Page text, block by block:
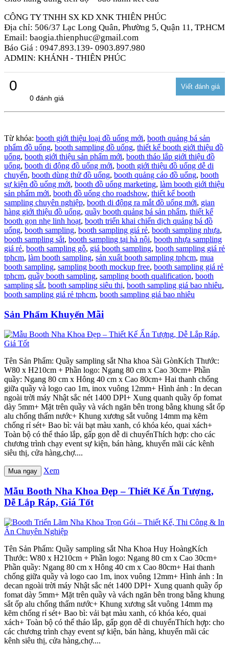
CÔNG TY TNHH SX KD XNK THIÊN PHÚC
Địa chỉ: 506/37 Lạc Long Quân, Phường 5, Quận 11, TP.HCM
Email: baogia.thienphuc@gmail.com
Báo Giá : 0947.893.139- 0903.897.980
ADMIN: KHÁNH - THIÊN PHÚC
0
0 đánh giá
Từ khóa: booth giới thiệu loại đồ uống mới, booth quảng bá sản
phẩm đồ uống, booth sampling đồ uống, thiết kế booth giới thiệu đồ
uống, booth giới thiệu sản phẩm mới, booth tháo lắp giới thiệu đồ
uống, booth di động đồ uống mới, booth giới thiệu đồ uống dễ di
chuyển, booth dùng thử đồ uống, booth quảng cáo đồ uống, booth
sự kiện đồ uống mới, booth đồ uống marketing, làm booth giới thiệu
sản phẩm mới, booth đồ uống cho roadshow, thiết kế booth
sampling chuyên nghiệp, booth di động ra mắt đồ uống mới, gian
hàng giới thiệu đồ uống, quầy booth quảng bá sản phẩm, thiết kế
booth gọn nhẹ linh hoạt, booth triển khai chiến dịch quảng bá đồ
uống, booth sampling, booth sampling giá rẻ, booth sampling nhựa,
booth sampling sắt, booth sampling tại hà nội, booth nhựa sampling
giá rẻ, booth sampling gỗ, giá booth sampling, booth sampling giá rẻ
tphcm, làm booth sampling, sản xuất booth sampling tphcm, mua
booth sampling, sampling booth mockup free, booth sampling giá rẻ
tphcm, quầy booth sampling, sampling booth qualification, booth
sampling sắt, booth sampling siêu thị, booth sampling giá bao nhiêu,
booth sampling giá rẻ tphcm, booth sampling giá bao nhiêu
Sản Phẩm Khuyến Mãi
Tên Sản Phẩm: Quầy sampling sắt Nha khoa Sài GònKích Thước:
W80 x H210cm + Phần logo: Ngang 80 cm x Cao 30cm+ Phần
quầy: Ngang 80 cm x Hông 40 cm x Cao 80cm+ Hai thanh chống
giữa quầy và logo cao 1m, inox vuông 12mm+ Hình ảnh : In decan
ngoài trời máy Nhật sắc nét 1400 DPI+ Xung quanh quầy ốp fomat
dày 5mm+ Mặt trên quầy và vách ngăn bên trong bằng khung sắt ốp
alu chống thấm nước+ Khung xương sắt vuông 14mm mạ kẽm
chống rỉ sét+ Bao bì: vải bạt màu xanh, có khóa kéo, quai xách+
Toàn bộ có thể tháo lắp, gấp gọn dễ di chuyểnThích hợp: cho các
chương trình chạy event sự kiện, bán hàng, khuyến mãi các kênh
siêu thị, cửa hàng,chợ....
Mua ngay Xem
Mẫu Booth Nha Khoa Đẹp – Thiết Kế Ấn Tượng,
Dễ Lắp Ráp, Giá Tốt
Tên Sản Phẩm: Quầy sampling sắt Nha Khoa Huy HoàngKích
Thước: W80 x H210cm + Phần logo: Ngang 80 cm x Cao 30cm+
Phần quầy: Ngang 80 cm x Hông 40 cm x Cao 80cm+ Hai thanh
chống giữa quầy và logo cao 1m, inox vuông 12mm+ Hình ảnh : In
decan ngoài trời máy Nhật sắc nét 1400 DPI+ Xung quanh quầy ốp
fomat dày 5mm+ Mặt trên quầy và vách ngăn bên trong bằng khung
sắt ốp alu chống thấm nước+ Khung xương sắt vuông 14mm mạ
kẽm chống rỉ sét+ Bao bì: vải bạt màu xanh, có khóa kéo, quai
xách+ Toàn bộ có thể tháo lắp, gấp gọn dễ di chuyểnThích hợp: cho
các chương trình chạy event sự kiện, bán hàng, khuyến mãi các
kênh siêu thị, cửa hàng,chợ....